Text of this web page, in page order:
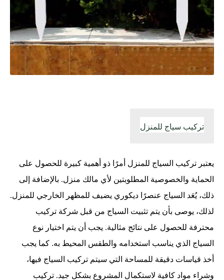
تركيب سياج للمنزل
يعتبر تركيب السياج للمنزل أمرًا ذو أهمية كبيرة للحصول على
الحماية والخصوصية المطلوبتين لأي مالك منزل. بالإضافة إلى
ذلك، يُعَد السياج عنصرًا ديكوري يضيف للمظهر الخارجي للمنزل.
لذلك، يوصى بأن يتم تثبيت السياج من قبل شركة تركيب
محترفة للحصول على نتائج مثالية. يجب أن يتم اختيار نوع
السياج الذي يناسب استخدامه والطقس المحيط به. كما يجب
أخذ قياسات دقيقة للمساحة التي سيتم تركيب السياج فيها،
وشراء مواد كافية لاستكمال المشروع بشكل جيد. تركيب